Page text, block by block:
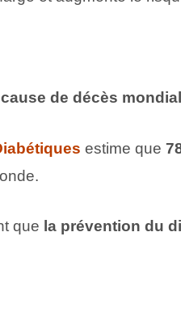
cause de décès
estime que
que la prévention du